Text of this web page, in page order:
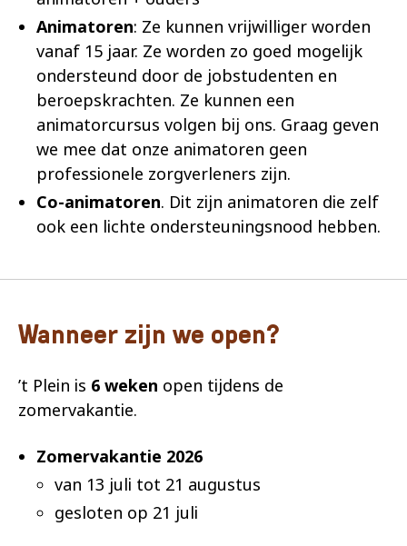
Animatoren: Ze kunnen vrijwilliger worden
vanaf 15 jaar. Ze worden zo goed mogelijk
ondersteund door de jobstudenten en
beroepskrachten. Ze kunnen een
animatorcursus volgen bij ons. Graag geven
we mee dat onze animatoren geen
professionele zorgverleners zijn.
Co-animatoren. Dit zijn animatoren die zelf
ook een lichte ondersteuningsnood hebben.
Wanneer zijn we open?
’t Plein is 6 weken open tijdens de
zomervakantie.
Zomervakantie 2026
van 13 juli tot 21 augustus
gesloten op 21 juli